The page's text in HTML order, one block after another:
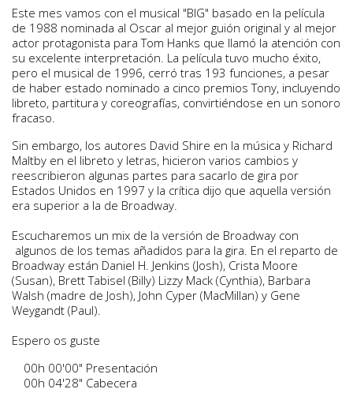
Este mes vamos con el musical "BIG" basado en la película
de 1988 nominada al Oscar al mejor guión original y al mejor
actor protagonista para Tom Hanks que llamó la atención con
su excelente interpretación. La película tuvo mucho éxito,
pero el musical de 1996, cerró tras 193 funciones, a pesar
de haber estado nominado a cinco premios Tony, incluyendo
libreto, partitura y coreografías, convirtiéndose en un sonoro
fracaso.
Sin embargo, los autores David Shire en la música y Richard
Maltby en el libreto y letras, hicieron varios cambios y
reescribieron algunas partes para sacarlo de gira por
Estados Unidos en 1997 y la crítica dijo que aquella versión
era superior a la de Broadway.
Escucharemos un mix de la versión de Broadway con
algunos de los temas añadidos para la gira. En el reparto de
Broadway están Daniel H. Jenkins (Josh), Crista Moore
(Susan), Brett Tabisel (Billy) Lizzy Mack (Cynthia), Barbara
Walsh (madre de Josh), John Cyper (MacMillan) y Gene
Weygandt (Paul).
Espero os guste
00h 00'00" Presentación
00h 04'28" Cabecera